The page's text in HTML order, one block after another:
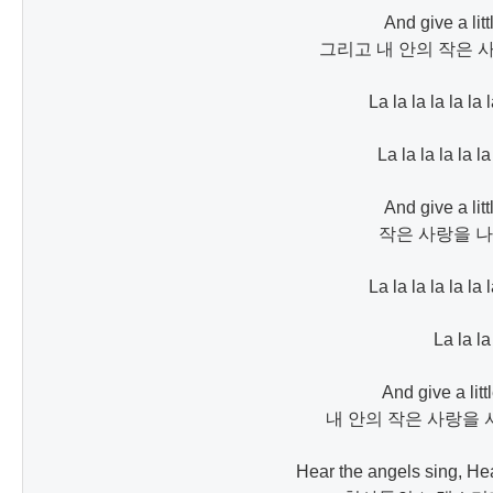
And give a
그리고 내 안의 작은
La la la la la la
La la la la la
​And give a
작은 사랑을
La la la la la la
La la la
And give a
내 안의 작은 사랑을
Hear the angels sing,